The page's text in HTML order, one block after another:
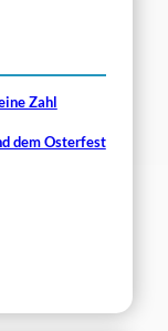
Zahl
dem Osterfest